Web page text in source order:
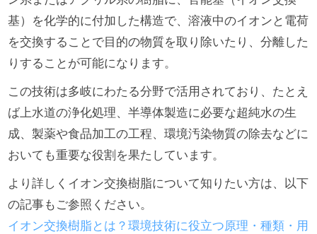
基）を化学的に付加した構造で、溶液中のイオンと電荷
を交換することで目的の物質を取り除いたり、分離した
りすることが可能になります。
この技術は多岐にわたる分野で活用されており、たとえ
ば上水道の浄化処理、半導体製造に必要な超純水の生
成、製薬や食品加工の工程、環境汚染物質の除去などに
おいても重要な役割を果たしています。
より詳しくイオン交換樹脂について知りたい方は、以下
の記事もご参照ください。
イオン交換樹脂とは？環境技術に役立つ原理・種類・用